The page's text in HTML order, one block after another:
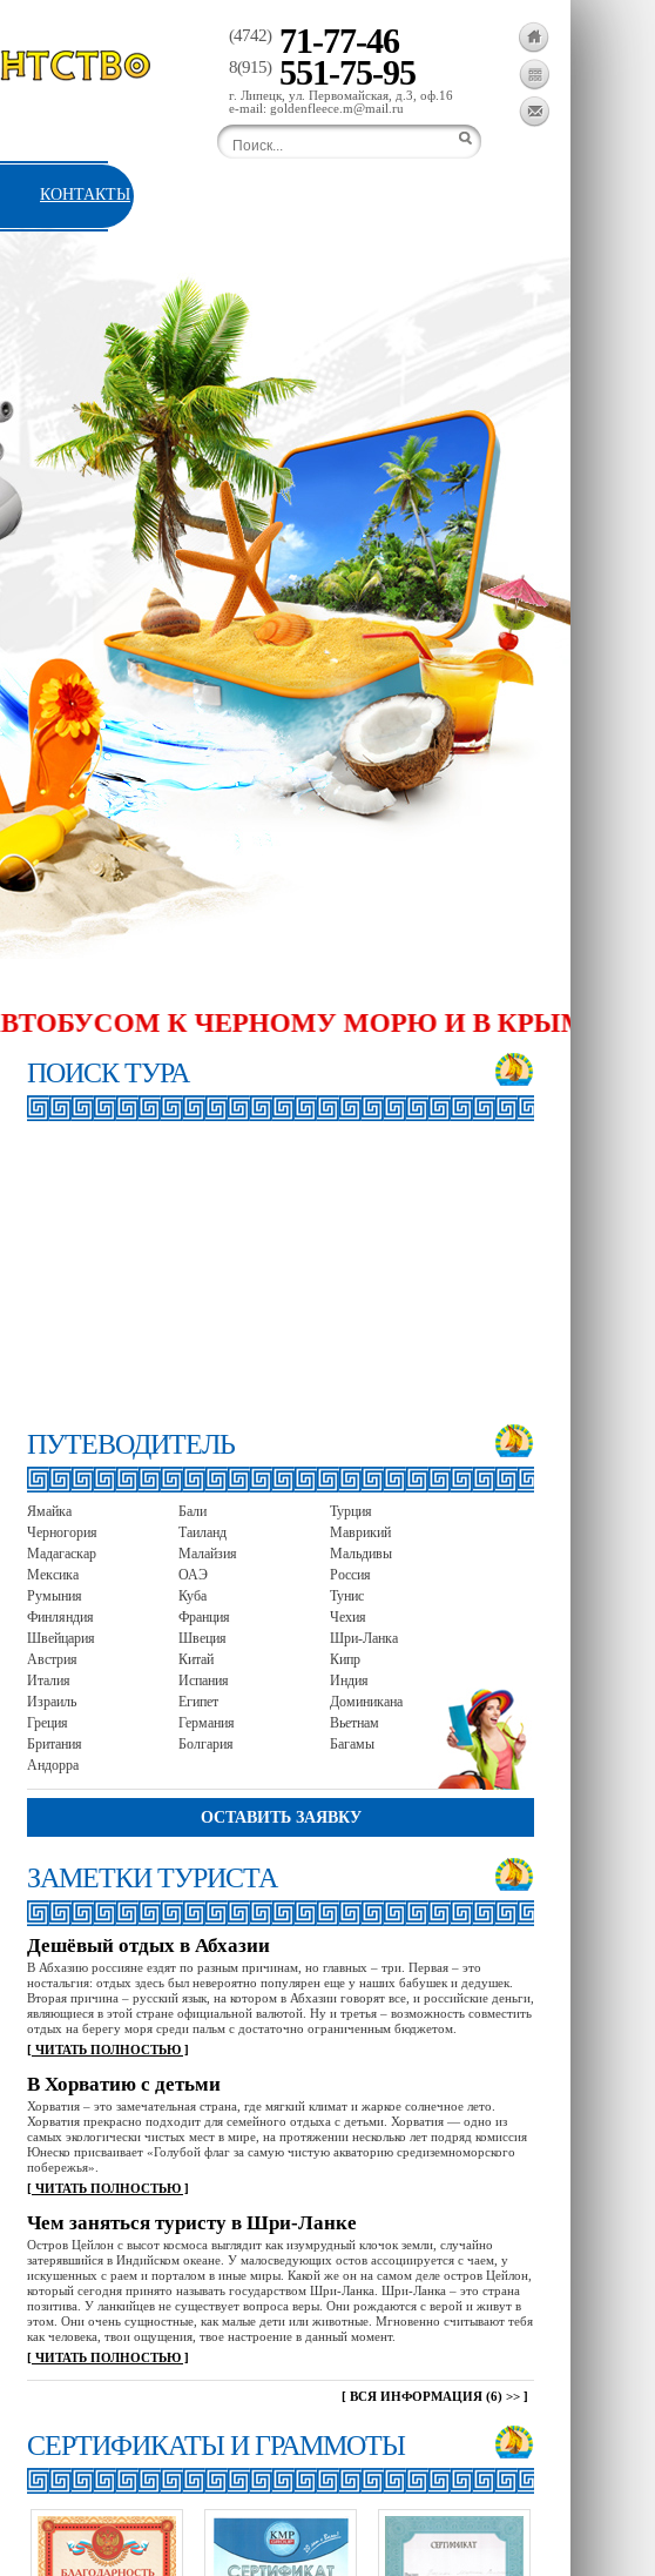
(4742) 71-77-46
8(915) 551-75-95
г. Липецк, ул. Первомайская, д.3, оф.16
e-mail: goldenfleece.m@mail.ru
КОНТАКТЫ
ДРЕВНОСТЕЙ
КАНАРСКИЕ ОСТРОВА,
ОТДЫХ ДЛЯ ВСЕХ
ДОБРАЯ И
К ЧЕРНОМУ МОРЮ И В КРЫМ!
ПОИСК ТУРА
ПУТЕВОДИТЕЛЬ
Ямайка Бали
Турция
Черногория
Таиланд
Маврикий
Мадагаскар
Малайзия
Мальдивы
Мексика
ОАЭ
Россия
Румыния
Куба
Тунис
Финляндия
Франция
Чехия
Швейцария
Швеция
Шри-Ланка
Австрия
Китай
Кипр
Италия
Испания
Индия
Израиль
Египет
Доминикана
Греция
Германия
Вьетнам
Британия
Болгария
Багамы
Андорра
ОСТАВИТЬ ЗАЯВКУ
ЗАМЕТКИ ТУРИСТА
Дешёвый отдых в Абхазии
В Абхазию россияне ездят по разным причинам, но главных – три. Первая – это
ностальгия: отдых здесь был невероятно популярен еще у наших бабушек и дедушек.
Вторая причина – русский язык, на котором в Абхазии говорят все, и российские деньги,
являющиеся в этой стране официальной валютой. Ну и третья – возможность совместить
отдых на берегу моря среди пальм с достаточно ограниченным бюджетом.
[ ЧИТАТЬ ПОЛНОСТЬЮ ]
В Хорватию с детьми
Хорватия – это замечательная страна, где мягкий климат и жаркое солнечное лето.
Хорватия прекрасно подходит для семейного отдыха с детьми. Хорватия — одно из
самых экологически чистых мест в мире, на протяжении несколько лет подряд комиссия
Юнеско присваивает «Голубой флаг за самую чистую акваторию средиземноморского
побережья».
[ ЧИТАТЬ ПОЛНОСТЬЮ ]
Чем заняться туристу в Шри-Ланке
Остров Цейлон с высот космоса выглядит как изумрудный клочок земли, случайно
затерявшийся в Индийском океане. У малосведующих остов ассоциируется с чаем, у
искушенных с раем и порталом в иные миры. Какой же он на самом деле остров Цейлон,
который сегодня принято называть государством Шри-Ланка. Шри-Ланка – это страна
позитива. У ланкийцев не существует вопроса веры. Они рождаются с верой и живут в
этом. Они очень сущностные, как малые дети или животные. Мгновенно считывают тебя
как человека, твои ощущения, твое настроение в данный момент.
[ ЧИТАТЬ ПОЛНОСТЬЮ ]
[ ВСЯ ИНФОРМАЦИЯ (6) >> ]
СЕРТИФИКАТЫ И ГРАММОТЫ